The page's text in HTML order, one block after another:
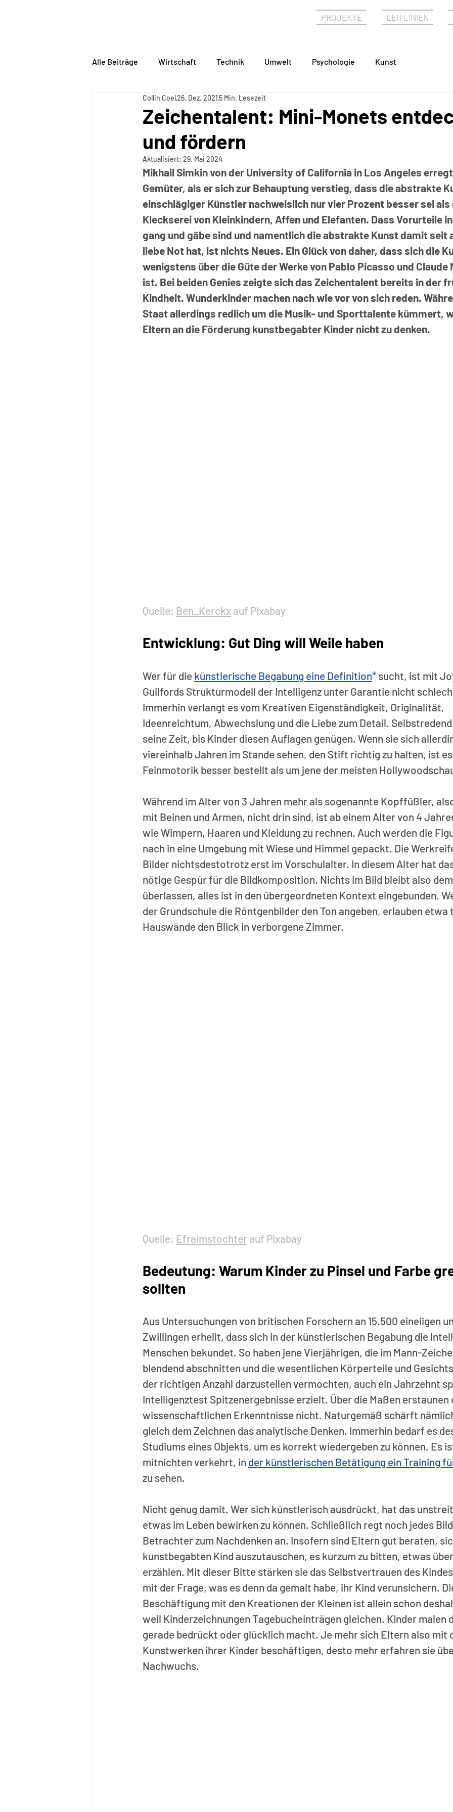
PROJEKTE LEITLINIEN
Alle Beiträge Wirtschaft Technik Umwelt Psychologie Kunst
Zeichentalent: Mini-Monets
und fördern
Collin Coel26. Dez. 20215 Min. Lesezeit
Aktualisiert: 29. Mai 2024
Mikhail Simkin von der University of California in Los Angeles
Gemüter, als er sich zur Behauptung verstieg, dass die abstrakte
einschlägiger Künstler nachweislich nur vier Prozent besser sei als
Kleckserei von Kleinkindern, Affen und Elefanten. Dass Vorurteile
gang und gäbe sind und namentlich die abstrakte Kunst damit seit
liebe Not hat, ist nichts Neues. Ein Glück von daher, dass sich die
wenigstens über die Güte der Werke von Pablo Picasso und Claude
ist. Bei beiden Genies zeigte sich das Zeichentalent bereits in der
Kindheit. Wunderkinder machen nach wie vor von sich reden.
Staat allerdings redlich um die Musik- und Sporttalente kümmert,
Eltern an die Förderung kunstbegabter Kinder nicht zu denken.
Quelle: Ben_Kerckx auf Pixabay
Entwicklung: Gut Ding will Weile haben
Wer für die künstlerische Begabung eine Definition* sucht, ist mit
Guilfords Strukturmodell der Intelligenz unter Garantie nicht
Immerhin verlangt es vom Kreativen Eigenständigkeit, Originalität,
Ideenreichtum, Abwechslung und die Liebe zum Detail.
seine Zeit, bis Kinder diesen Auflagen genügen. Wenn sie sich
viereinhalb Jahren im Stande sehen, den Stift richtig zu halten, ist
Feinmotorik besser bestellt als um jene der meisten
Während im Alter von 3 Jahren mehr als sogenannte Kopffüßler,
mit Beinen und Armen, nicht drin sind, ist ab einem Alter von 4
wie Wimpern, Haaren und Kleidung zu rechnen. Auch werden die
nach in eine Umgebung mit Wiese und Himmel gepackt. Die
Bilder nichtsdestotrotz erst im Vorschulalter. In diesem Alter hat
nötige Gespür für die Bildkomposition. Nichts im Bild bleibt also
überlassen, alles ist in den übergeordneten Kontext eingebunden.
der Grundschule die Röntgenbilder den Ton angeben, erlauben
Hauswände den Blick in verborgene Zimmer.
Quelle: Efraimstochter auf Pixabay
Bedeutung: Warum Kinder zu Pinsel und Farbe
sollten
Aus Untersuchungen von britischen Forschern an 15.500 eineiigen
Zwillingen erhellt, dass sich in der künstlerischen Begabung die
Menschen bekundet. So haben jene Vierjährigen, die im Mann-
blendend abschnitten und die wesentlichen Körperteile und
der richtigen Anzahl darzustellen vermochten, auch ein Jahrzehnt
Intelligenztest Spitzenergebnisse erzielt. Über die Maßen erstaunen
wissenschaftlichen Erkenntnisse nicht. Naturgemäß schärft
gleich dem Zeichnen das analytische Denken. Immerhin bedarf es
Studiums eines Objekts, um es korrekt wiedergeben zu können. Es
mitnichten verkehrt, in der künstlerischen Betätigung ein Training
zu sehen.
Nicht genug damit. Wer sich künstlerisch ausdrückt, hat das
etwas im Leben bewirken zu können. Schließlich regt noch jedes
Betrachter zum Nachdenken an. Insofern sind Eltern gut beraten,
kunstbegabten Kind auszutauschen, es kurzum zu bitten, etwas
erzählen. Mit dieser Bitte stärken sie das Selbstvertrauen des
mit der Frage, was es denn da gemalt habe, ihr Kind verunsichern.
Beschäftigung mit den Kreationen der Kleinen ist allein schon
weil Kinderzeichnungen Tagebucheinträgen gleichen. Kinder malen
gerade bedrückt oder glücklich macht. Je mehr sich Eltern also mit
Kunstwerken ihrer Kinder beschäftigen, desto mehr erfahren sie
Nachwuchs.